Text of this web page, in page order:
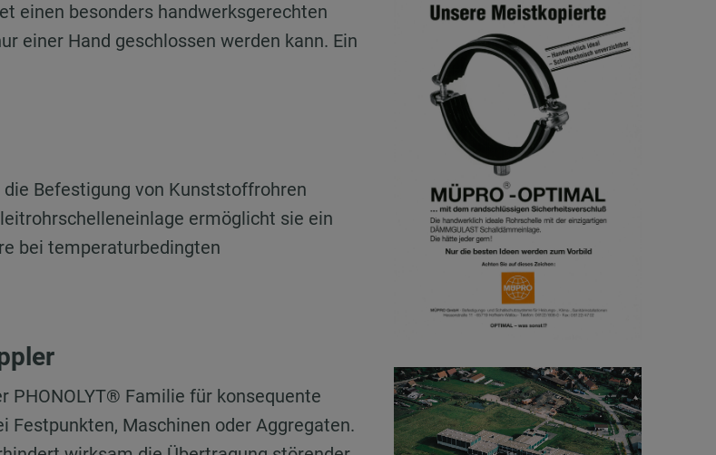
einen besonders handwerksgerechten
einer Hand geschlossen werden kann. Ein
Befestigung von Kunststoffrohren
ermöglicht sie ein
bei temperaturbedingten
PHONOLYT® Familie für konsequente
Festpunkten, Maschinen oder Aggregaten.